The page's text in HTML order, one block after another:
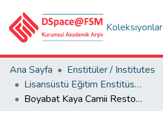
Koleksiyonlar
Ana Sayfa
Enstitüler / Institutes
Lisansüstü Eğitim Enstitüsü Tez Koleksiyonu
Boyabat Kaya Camii Restorasyon Projesi